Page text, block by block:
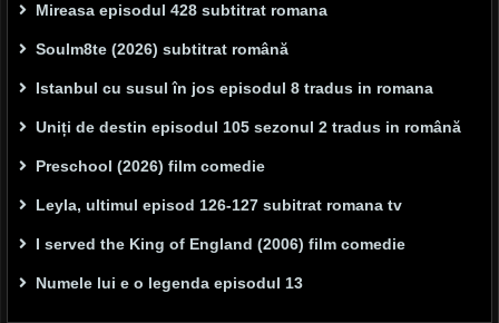
Mireasa episodul 428 subtitrat romana
Soulm8te (2026) subtitrat română
Istanbul cu susul în jos episodul 8 tradus in romana
Uniți de destin episodul 105 sezonul 2 tradus in română
Preschool (2026) film comedie
Leyla, ultimul episod 126-127 subitrat romana tv
I served the King of England (2006) film comedie
Numele lui e o legenda episodul 13